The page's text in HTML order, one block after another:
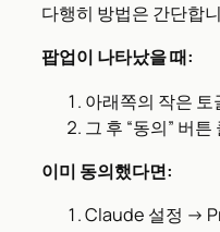
다행히 방법은 간단합
팝업이 나타났을 때:
아래쪽의 작은 토
그 후 “동의” 버튼
이미 동의했다면:
Claude 설정 →